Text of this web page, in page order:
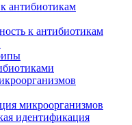
антибиотикам
к антибиотикам
микроорганизмов
идентификация